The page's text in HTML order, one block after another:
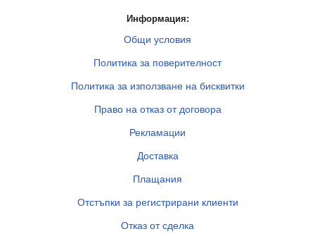
Информация:
Общи условия
Политика за поверителност
Политика за използване на бисквитки
Право на отказ от договора
Рекламации
Доставка
Плащания
Отстъпки за регистрирани клиенти
Отказ от сделка